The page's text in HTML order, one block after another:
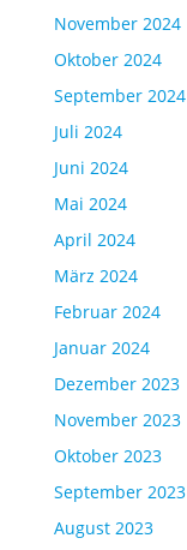
November 2024
Oktober 2024
September 2024
Juli 2024
Juni 2024
Mai 2024
April 2024
März 2024
Februar 2024
Januar 2024
Dezember 2023
November 2023
Oktober 2023
September 2023
August 2023